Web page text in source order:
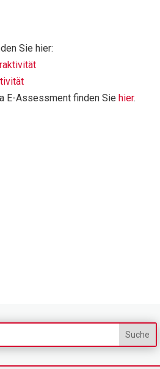
Sie hier:
E-Assessment finden Sie hier.